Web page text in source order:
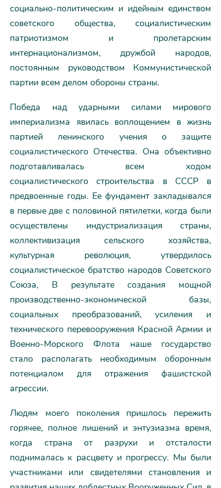
социально-политическим и идейным единством
советского общества, социалистическим
патриотизмом и пролетарским
интернационализмом, дружбой народов,
постоянным руководством Коммунистической
партии всем делом обороны страны.
Победа над ударными силами мирового
империализма явилась воплощением в жизнь
партией ленинского учения о защите
социалистического Отечества. Она объективно
подготавливалась всем ходом
социалистического строительства в СССР в
предвоенные годы. Ее фундамент закладывался
в первые две с половиной пятилетки, когда были
осуществлены индустриализация страны,
коллективизация сельского хозяйства,
культурная революция, утвердилось
социалистическое братство народов Советского
Союза, В результате создания мощной
производственно-экономической базы,
социальных преобразований, усиления и
технического перевооружения Красной Армии и
Военно-Морского Флота наше государство
стало располагать необходимым оборонным
потенциалом для отражения фашистской
агрессии.
Людям моего поколения пришлось пережить
горячее, полное лишений и энтузиазма время,
когда страна от разрухи и отсталости
поднималась к расцвету и прогрессу. Мы были
участниками или свидетелями становления и